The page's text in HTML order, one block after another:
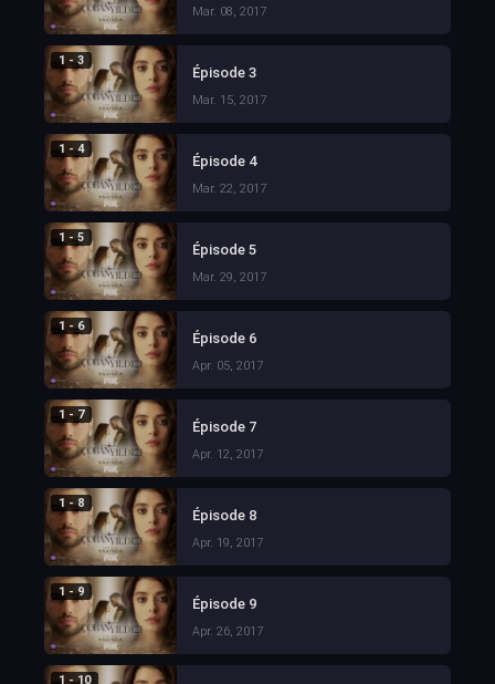
Mar. 08, 2017
1 - 3
Épisode 3
Mar. 15, 2017
1 - 4
Épisode 4
Mar. 22, 2017
1 - 5
Épisode 5
Mar. 29, 2017
1 - 6
Épisode 6
Apr. 05, 2017
1 - 7
Épisode 7
Apr. 12, 2017
1 - 8
Épisode 8
Apr. 19, 2017
1 - 9
Épisode 9
Apr. 26, 2017
1 - 10